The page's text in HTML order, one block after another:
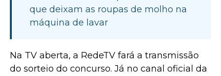
que deixam as roupas de molho na
máquina de lavar
Na TV aberta, a RedeTV fará a transmissão
do sorteio do concurso. Já no canal oficial da